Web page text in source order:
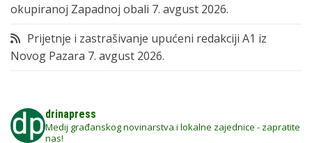
okupiranoj Zapadnoj obali 7. avgust 2026.
Prijetnje i zastrašivanje upućeni redakciji A1 iz
Novog Pazara 7. avgust 2026.
drinapress
Medij građanskog novinarstva i lokalne zajednice - zapratite
nas!